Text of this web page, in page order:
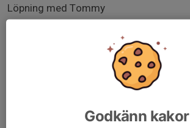
Löpning med Tommy
Godkänn kakor